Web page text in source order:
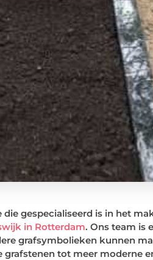
gespecialiseerd is in het
in Rotterdam. Ons team is
grafsymbolieken kunnen
tot meer moderne